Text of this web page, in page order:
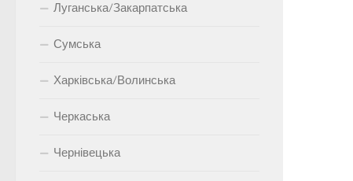
Луганська/Закарпатська
Сумська
Харківська/Волинська
Черкаська
Чернівецька